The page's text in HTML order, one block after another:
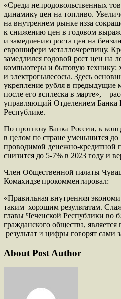
«Среди непродовольственных
динамику цен на топливо.
на внутреннем рынке изза
к снижению цен в годовом
и замедлению роста цен на
еврошифери металлочерепицу.
замедлился годовой рост цен на
компьютеры и бытовую технику:
и электропылесосы. Здесь
укрепление рубля в предыдущие
после его всплеска в марте», –
управляющий Отделением Банка
Республике.
По прогнозу Банка России, к
в целом по стране уменьшится
проводимой денежно-кредитной
снизится до 5-7% в 2023 году и
Член Общественной палаты
Комахидзе прокомментировал:
«Правильная внутренняя
таким хорошим результатам.
главы Чеченской Республики во
гражданского общества,
результат и цифры говорят сами
About Post Author